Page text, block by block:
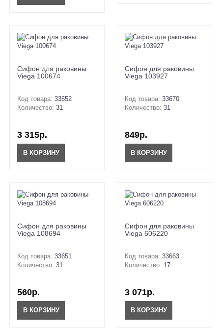
Сифон для раковины
Viega 100674
Код товара: 33652
Количество: 31
3 315р.
В КОРЗИНУ
Сифон для раковины
Viega 103927
Код товара: 33670
Количество: 31
849р.
В КОРЗИНУ
Сифон для раковины
Viega 108694
Код товара: 33651
Количество: 31
560р.
В КОРЗИНУ
Сифон для раковины
Viega 606220
Код товара: 33663
Количество: 17
3 071р.
В КОРЗИНУ